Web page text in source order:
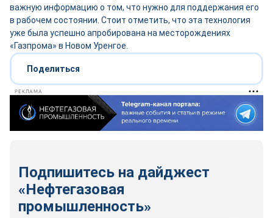
важную информацию о том, что нужно для поддержания его
в рабочем состоянии. Стоит отметить, что эта технология
уже была успешно апробирована на месторождениях
«Газпрома» в Новом Уренгое.
Поделиться
РЕКЛАМА
Подпишитесь на дайджест
«Нефтегазовая
промышленность»